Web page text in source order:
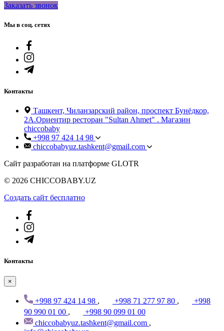
Заказать звонок
Мы в соц. сетях
Контакты
Ташкент, Чиланзарский район, проспект Бунёдкор,
2А.Ориентир ресторан "Sultan Ahmet" . Магазин
chiccobaby
+998 97 424 14 98
chiccobabyuz.tashkent@gmail.com
Сайт разработан на платформе GLOTR
© 2026 CHICCOBABY.UZ
Создать cайт бесплатно
Контакты
×
+998 97 424 14 98 , +998 71 277 97 80 ,
+998
90 990 01 00 ,
+998 90 099 01 00
chiccobabyuz.tashkent@gmail.com ,